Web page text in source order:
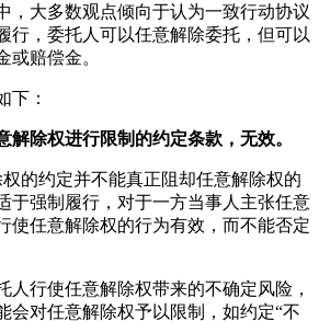
，大多数观点倾向于认为一致行动协议
行，委托人可以任意解除委托，但可以
或赔偿金。
下：
解除权进行限制的约定条款，无效。
的约定并不能真正阻却任意解除权的
于强制履行，对于一方当事人主张任意
使任意解除权的行为有效，而不能否定
人行使任意解除权带来的不确定风险，
会对任意解除权予以限制，如约定“不